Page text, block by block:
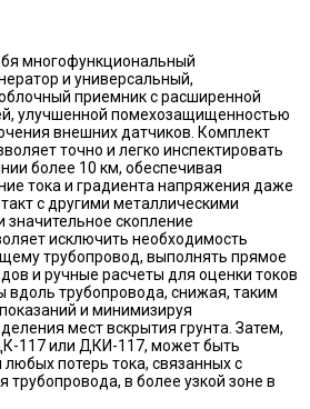
многофункциональный
и универсальный,
приемник с расширенной
улучшенной помехозащищенностью
внешних датчиков. Комплект
точно и легко инспектировать
более 10 км, обеспечивая
тока и градиента напряжения даже
с другими металлическими
значительное скопление
исключить необходимость
трубопровод, выполнять прямое
и ручные расчеты для оценки токов
вдоль трубопровода, снижая, таким
и минимизируя
мест вскрытия грунта. Затем,
117 или ДКИ-117, может быть
потерь тока, связанных с
в более узкой зоне в